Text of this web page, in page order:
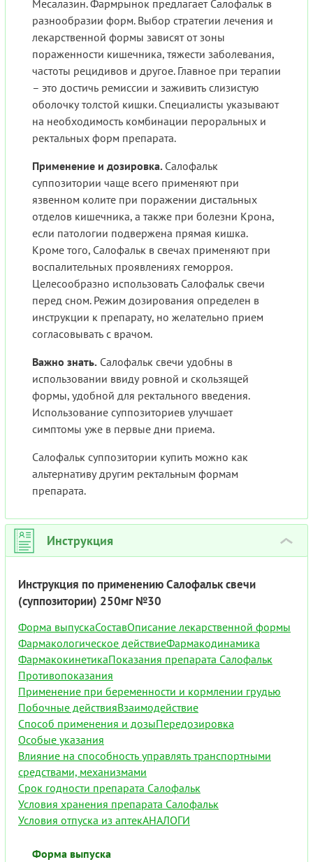
Месалазин. Фармрынок предлагает Салофальк в
разнообразии форм. Выбор стратегии лечения и
лекарственной формы зависят от зоны
пораженности кишечника, тяжести заболевания,
частоты рецидивов и другое. Главное при терапии
– это достичь ремиссии и заживить слизистую
оболочку толстой кишки. Специалисты указывают
на необходимость комбинации пероральных и
ректальных форм препарата.
Применение и дозировка. Салофальк
суппозитории чаще всего применяют при
язвенном колите при поражении дистальных
отделов кишечника, а также при болезни Крона,
если патологии подвержена прямая кишка.
Кроме того, Салофальк в свечах применяют при
воспалительных проявлениях геморроя.
Целесообразно использовать Салофальк свечи
перед сном. Режим дозирования определен в
инструкции к препарату, но желательно прием
согласовывать с врачом.
Важно знать. Салофальк свечи удобны в
использовании ввиду ровной и скользящей
формы, удобной для ректального введения.
Использование суппозиториев улучшает
симптомы уже в первые дни приема.
Салофальк суппозитории купить можно как
альтернативу другим ректальным формам
препарата.
Инструкция ›
Инструкция по применению Салофальк свечи
(суппозитории) 250мг №30
Форма выпускаСоставОписание лекарственной формы
Фармакологическое действиеФармакодинамика
ФармакокинетикаПоказания препарата Салофальк
Противопоказания
Применение при беременности и кормлении грудью
Побочные действияВзаимодействие
Способ применения и дозыПередозировка
Особые указания
Влияние на способность управлять транспортными
средствами, механизмами
Срок годности препарата Салофальк
Условия хранения препарата Салофальк
Условия отпуска из аптекАНАЛОГИ
Форма выпуска